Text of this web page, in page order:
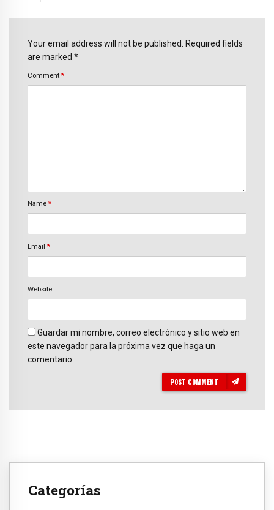
Your email address will not be published. Required fields
are marked *
Comment *
Name *
Email *
Website
Guardar mi nombre, correo electrónico y sitio web en
este navegador para la próxima vez que haga un
comentario.
POST COMMENT
Categorías